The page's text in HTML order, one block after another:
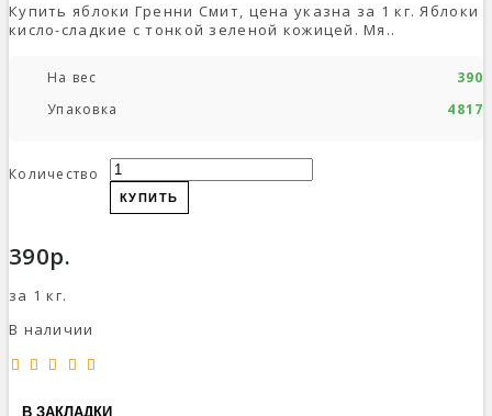
Купить яблоки Гренни Смит, цена указна за 1 кг. Яблоки
кисло-сладкие с тонкой зеленой кожицей. Мя..
На вес
Упаковка
Количество
КУПИТЬ
390р.
за 1 кг.
В наличии
В ЗАКЛАДКИ